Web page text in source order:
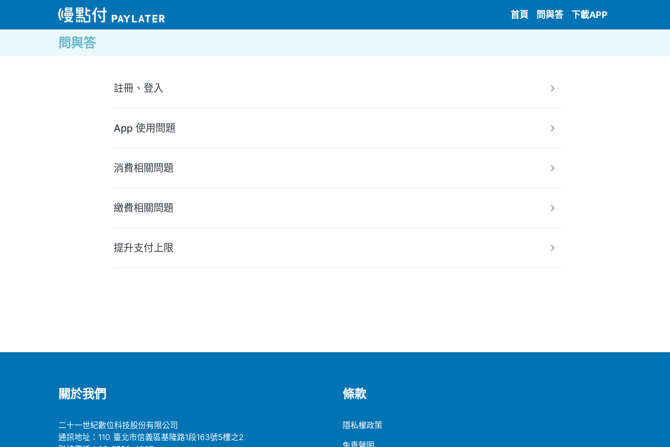
首頁 問與答 下載APP
問與答
註冊、登入
App 使用問題
消費相關問題
繳費相關問題
提升支付上限
關於我們
二十一世紀數位科技股份有限公司
通訊地址：110 臺北市信義區基隆路1段163號5樓之2
條款
隱私權政策
免責聲明